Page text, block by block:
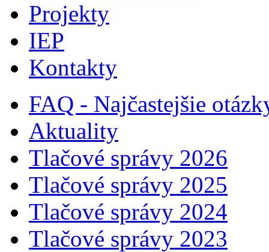
Projekty
IEP
Kontakty
FAQ - Najčastejšie
Aktuality
Tlačové správy 2026
Tlačové správy 2025
Tlačové správy 2024
Tlačové správy 2023